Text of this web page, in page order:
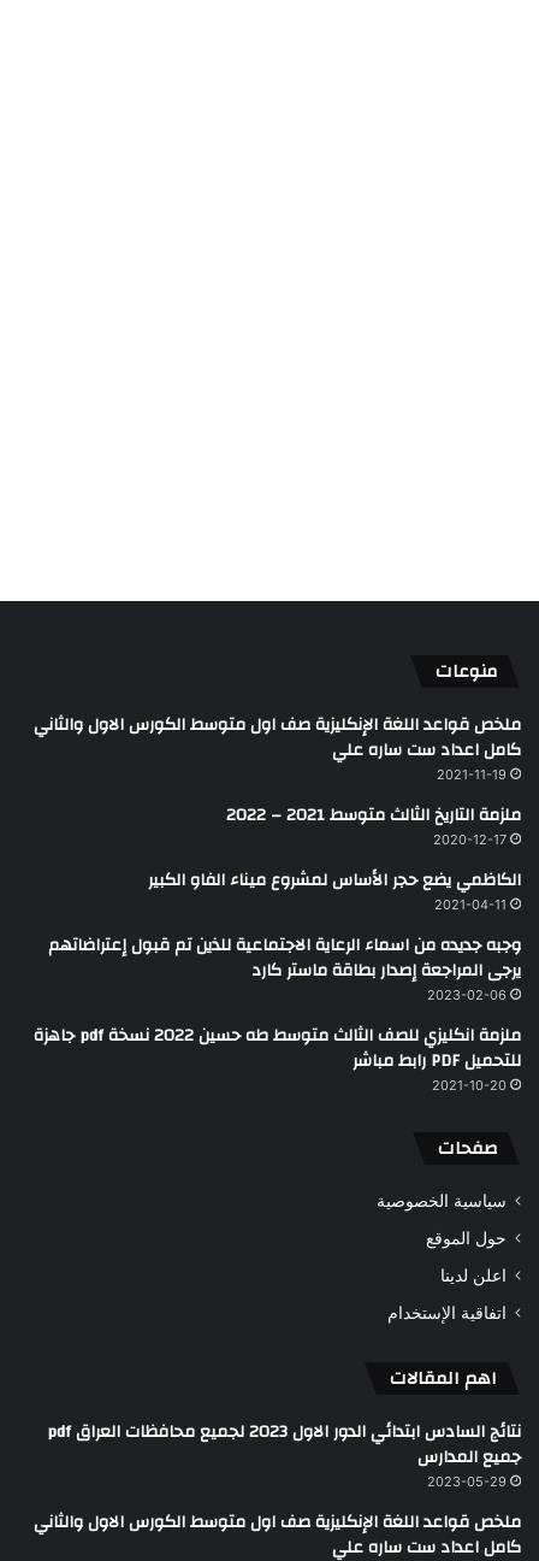
منوعات
ملخص قواعد اللغة الإنكليزية صف اول متوسط الكورس الاول والثاني
كامل اعداد ست ساره علي
2021-11-19
ملزمة التاريخ الثالث متوسط 2021 – 2022
2020-12-17
الكاظمي يضع حجر الأساس لمشروع ميناء الفاو الكبير
2021-04-11
وجبه جديده من اسماء الرعاية الاجتماعية للذين تم قبول إعتراضاتهم
يرجى المراجعة إصدار بطاقة ماستر كارد
2023-02-06
ملزمة انكليزي للصف الثالث متوسط طه حسين 2022 نسخة pdf جاهزة
للتحميل PDF رابط مباشر
2021-10-20
صفحات
سياسية الخصوصية
حول الموقع
اعلن لدينا
اتفاقية الإستخدام
اهم المقالات
نتائج السادس ابتدائي الدور الاول 2023 لجميع محافظات العراق pdf
جميع المدارس
2023-05-29
ملخص قواعد اللغة الإنكليزية صف اول متوسط الكورس الاول والثاني
كامل اعداد ست ساره علي